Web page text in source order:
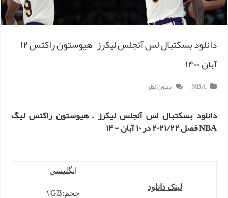
دانلود بسکتبال لس آنجلس لیکرز – هیوستون راکتس ۱۲
آبان ۱۴۰۰
NBA بدون نظر
دانلود بسکتبال لس آنجلس لیکرز – هیوستون راکتس لیگ
NBA فصل ۲۰۲۱/۲۲ در ۱۰ آبان ۱۴۰۰
لینک دانلود
انگلیسی
حجم:۱GB